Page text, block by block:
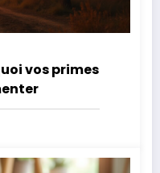
vos primes